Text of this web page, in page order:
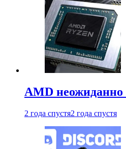
AMD неожиданно
2 года спустя2 года спустя